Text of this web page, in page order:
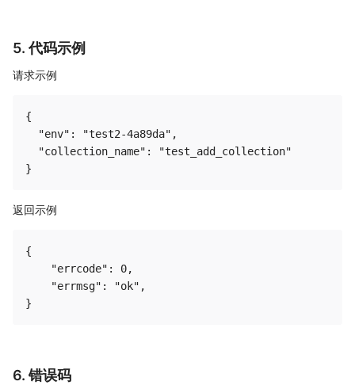
5. 代码示例
请求示例
{
  "env": "test2-4a89da",
  "collection_name": "test_add_collection"
返回示例
{
    "errcode": 0,
    "errmsg": "ok",
6. 错误码